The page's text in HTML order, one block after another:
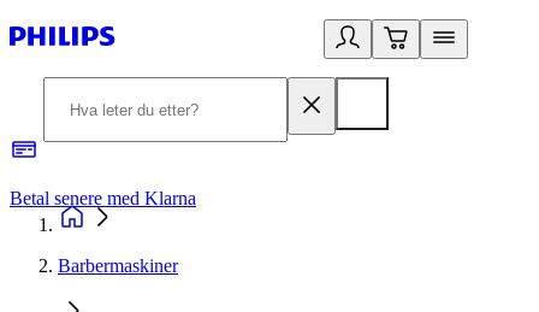
Betal senere med Klarna
Barbermaskiner